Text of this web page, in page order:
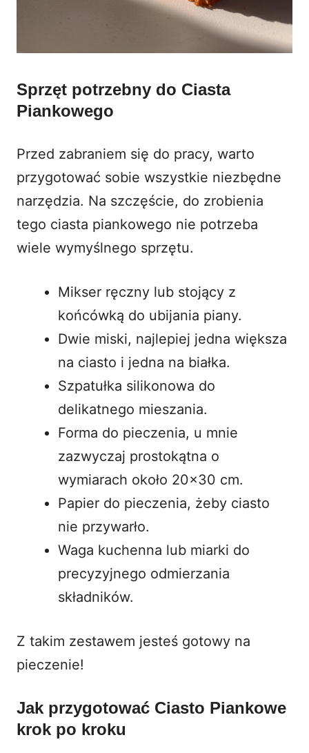
Sprzęt potrzebny do Ciasta
Piankowego
Przed zabraniem się do pracy, warto
przygotować sobie wszystkie niezbędne
narzędzia. Na szczęście, do zrobienia
tego ciasta piankowego nie potrzeba
wiele wymyślnego sprzętu.
Mikser ręczny lub stojący z
końcówką do ubijania piany.
Dwie miski, najlepiej jedna większa
na ciasto i jedna na białka.
Szpatułka silikonowa do
delikatnego mieszania.
Forma do pieczenia, u mnie
zazwyczaj prostokątna o
wymiarach około 20×30 cm.
Papier do pieczenia, żeby ciasto
nie przywarło.
Waga kuchenna lub miarki do
precyzyjnego odmierzania
składników.
Z takim zestawem jesteś gotowy na
pieczenie!
Jak przygotować Ciasto Piankowe
krok po kroku